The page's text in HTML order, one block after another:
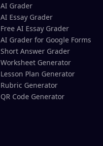
AI Grader
AI Essay Grader
Free AI Essay Grader
AI Grader for Google Forms
Short Answer Grader
Worksheet Generator
Lesson Plan Generator
Rubric Generator
QR Code Generator